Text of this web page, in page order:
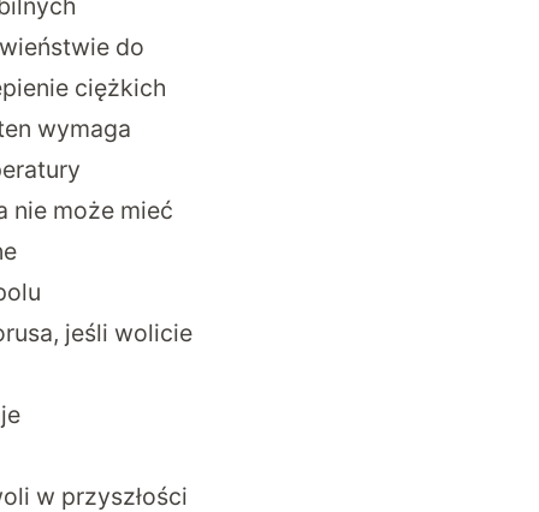
do
ciężkich
wymaga
nie może mieć
jeśli wolicie
w przyszłości